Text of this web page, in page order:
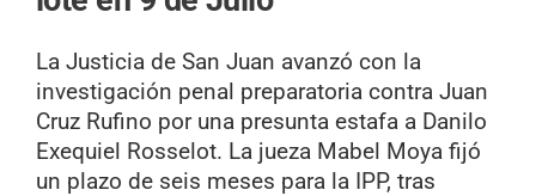
La Justicia de San Juan avanzó con la
investigación penal preparatoria contra Juan
Cruz Rufino por una presunta estafa a Danilo
Exequiel Rosselot. La jueza Mabel Moya fijó
un plazo de seis meses para la IPP, tras